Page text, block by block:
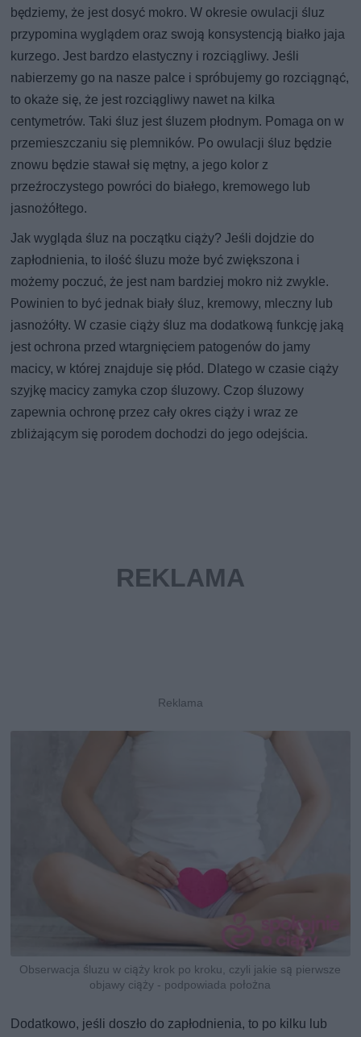
będziemy, że jest dosyć mokro. W okresie owulacji śluz
przypomina wyglądem oraz swoją konsystencją białko jaja
kurzego. Jest bardzo elastyczny i rozciągliwy. Jeśli
nabierzemy go na nasze palce i spróbujemy go rozciągnąć,
to okaże się, że jest rozciągliwy nawet na kilka
centymetrów. Taki śluz jest śluzem płodnym. Pomaga on w
przemieszczaniu się plemników. Po owulacji śluz będzie
znowu będzie stawał się mętny, a jego kolor z
przeźroczystego powróci do białego, kremowego lub
jasnożółtego.
Jak wygląda śluz na początku ciąży? Jeśli dojdzie do
zapłodnienia, to ilość śluzu może być zwiększona i
możemy poczuć, że jest nam bardziej mokro niż zwykle.
Powinien to być jednak biały śluz, kremowy, mleczny lub
jasnożółty. W czasie ciąży śluz ma dodatkową funkcję jaką
jest ochrona przed wtargnięciem patogenów do jamy
macicy, w której znajduje się płód. Dlatego w czasie ciąży
szyjkę macicy zamyka czop śluzowy. Czop śluzowy
zapewnia ochronę przez cały okres ciąży i wraz ze
zbliżającym się porodem dochodzi do jego odejścia.
Obserwacja śluzu w ciąży krok po kroku, czyli jakie są pierwsze
objawy ciąży - podpowiada położna
Dodatkowo, jeśli doszło do zapłodnienia, to po kilku lub